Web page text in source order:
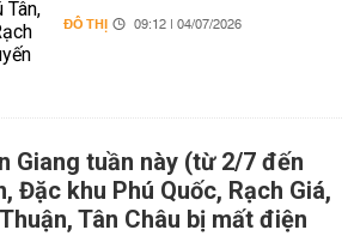
ĐÔ THỊ 09:12 | 04/07/2026
Giang tuần này (từ 2/7 đến
Đặc khu Phú Quốc, Rạch Giá,
Tân Châu bị mất điện